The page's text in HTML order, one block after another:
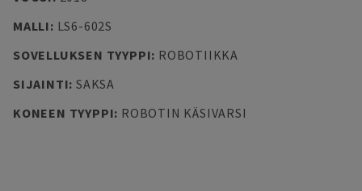
MALLI: LS6-602S
SOVELLUKSEN TYYPPI: ROBOTIIKKA
SIJAINTI: SAKSA
KONEEN TYYPPI: ROBOTIN KÄSIVARSI